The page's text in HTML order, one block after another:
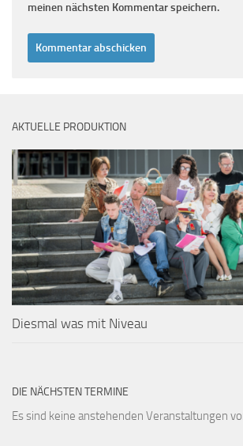
meinen nächsten Kommentar speichern.
AKTUELLE PRODUKTION
Diesmal was mit Niveau
DIE NÄCHSTEN TERMINE
Es sind keine anstehenden Veranstaltungen